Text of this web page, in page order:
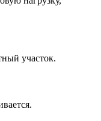
участок.